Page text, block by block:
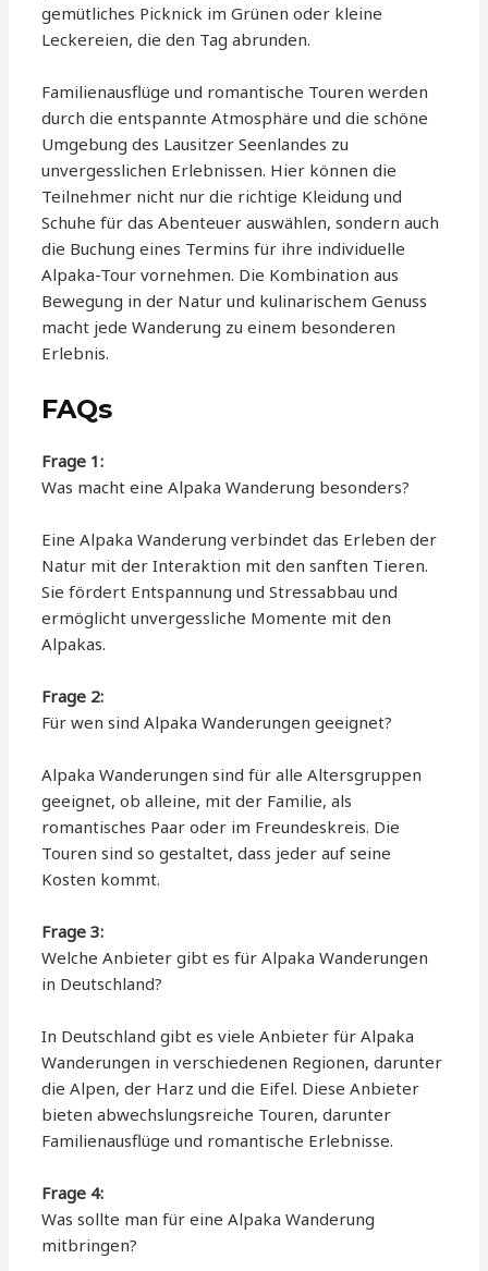
gemütliches Picknick im Grünen oder kleine
Leckereien, die den Tag abrunden.
Familienausflüge und romantische Touren werden
durch die entspannte Atmosphäre und die schöne
Umgebung des Lausitzer Seenlandes zu
unvergesslichen Erlebnissen. Hier können die
Teilnehmer nicht nur die richtige Kleidung und
Schuhe für das Abenteuer auswählen, sondern auch
die Buchung eines Termins für ihre individuelle
Alpaka-Tour vornehmen. Die Kombination aus
Bewegung in der Natur und kulinarischem Genuss
macht jede Wanderung zu einem besonderen
Erlebnis.
FAQs
Frage 1:
Was macht eine Alpaka Wanderung besonders?
Eine Alpaka Wanderung verbindet das Erleben der
Natur mit der Interaktion mit den sanften Tieren.
Sie fördert Entspannung und Stressabbau und
ermöglicht unvergessliche Momente mit den
Alpakas.
Frage 2:
Für wen sind Alpaka Wanderungen geeignet?
Alpaka Wanderungen sind für alle Altersgruppen
geeignet, ob alleine, mit der Familie, als
romantisches Paar oder im Freundeskreis. Die
Touren sind so gestaltet, dass jeder auf seine
Kosten kommt.
Frage 3:
Welche Anbieter gibt es für Alpaka Wanderungen
in Deutschland?
In Deutschland gibt es viele Anbieter für Alpaka
Wanderungen in verschiedenen Regionen, darunter
die Alpen, der Harz und die Eifel. Diese Anbieter
bieten abwechslungsreiche Touren, darunter
Familienausflüge und romantische Erlebnisse.
Frage 4:
Was sollte man für eine Alpaka Wanderung
mitbringen?